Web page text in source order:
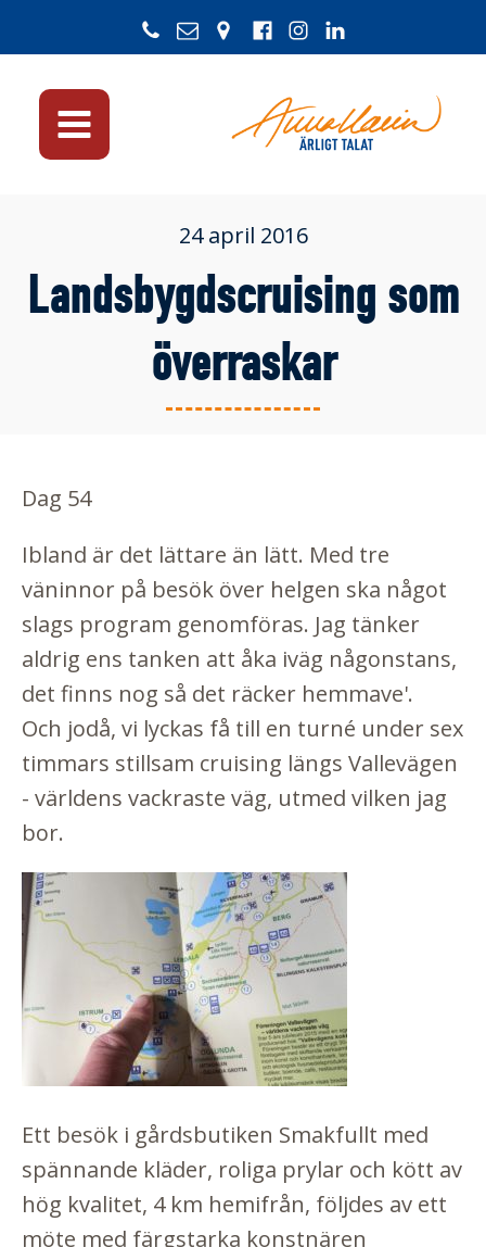
24 april 2016
Landsbygdscruising som
överraskar
Dag 54
Ibland är det lättare än lätt. Med tre
väninnor på besök över helgen ska något
slags program genomföras. Jag tänker
aldrig ens tanken att åka iväg någonstans,
det finns nog så det räcker hemmave'.
Och jodå, vi lyckas få till en turné under sex
timmars stillsam cruising längs Vallevägen
- världens vackraste väg, utmed vilken jag
bor.
Ett besök i gårdsbutiken Smakfullt med
spännande kläder, roliga prylar och kött av
hög kvalitet, 4 km hemifrån, följdes av ett
möte med färgstarka konstnären